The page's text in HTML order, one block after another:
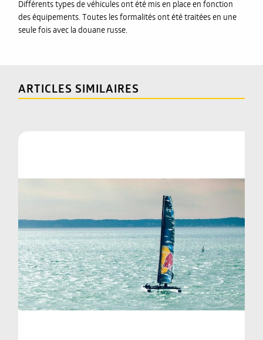
Différents types de véhicules ont été mis en place en fonction
des équipements. Toutes les formalités ont été traitées en une
seule fois avec la douane russe.
ARTICLES SIMILAIRES